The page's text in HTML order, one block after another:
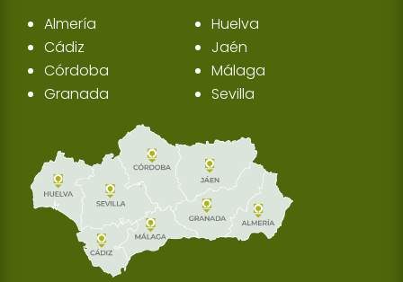
Almería
Cádiz
Córdoba
Granada
Huelva
Jaén
Málaga
Sevilla